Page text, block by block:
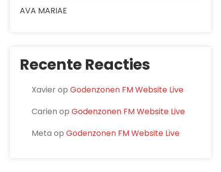
AVA MARIAE
Recente Reacties
Xavierop Godenzonen FM Website Live
Carien op Godenzonen FM Website Live
Meta op Godenzonen FM Website Live